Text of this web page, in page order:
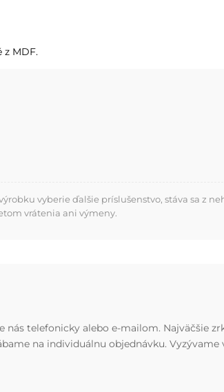
z MDF.
vyberie ďalšie príslušenstvo, stáva sa z
vrátenia ani výmeny.
telefonicky alebo e-mailom. Najväčšie
na individuálnu objednávku. Vyzývame